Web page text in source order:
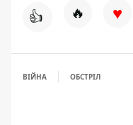
👍 🔥 ♥
ВІЙНА ОБСТРІЛ